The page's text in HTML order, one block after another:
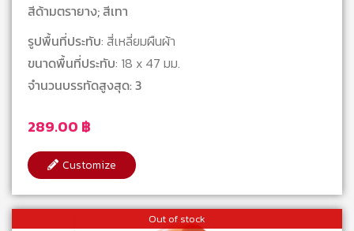
289.00 ฿
สีด้ามตรายาง; สีเทา
รูปพื้นที่ประทับ: สี่เหลี่ยมผืนผ้า
ขนาดพื้นที่ประทับ: 18 x 47 มม.
จำนวนบรรทัดสูงสุด: 3
Customize
Out of stock